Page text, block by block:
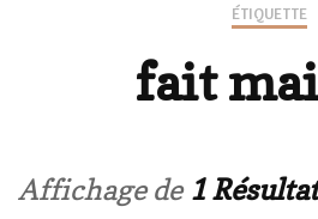
ÉTIQUETTE
fait
Affichage de 1